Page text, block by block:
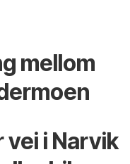
mellom
i Narvik